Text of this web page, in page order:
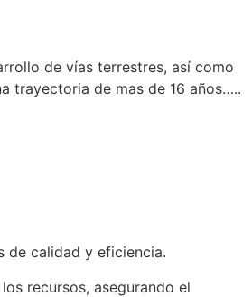
de vías terrestres, así como
trayectoria de mas de 16 años…..
de calidad y eficiencia.
recursos, asegurando el